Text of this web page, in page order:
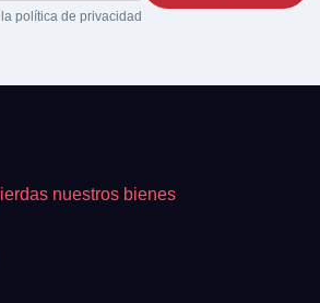
política de privacidad
nuestros bienes